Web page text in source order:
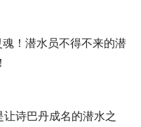
诗巴丹成名的潜水之